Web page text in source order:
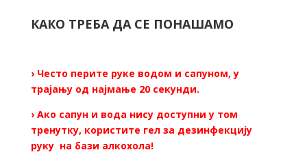
КАКО ТРЕБА ДА СЕ ПОНАШАМО
› Често перите руке водом и сапуном, у
трајању од најмање 20 секунди.
› Ако сапун и вода нису доступни у том
тренутку, користите гел за дезинфекцију
руку на бази алкохола!